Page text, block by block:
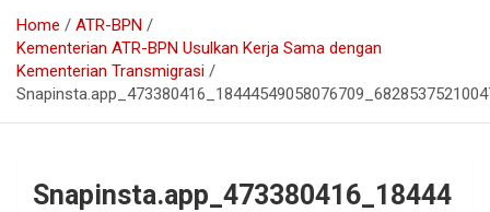
Home
ATR-BPN
Kementerian ATR-BPN Usulkan Kerja Sama dengan
Kementerian Transmigrasi
Snapinsta.app_473380416_18444